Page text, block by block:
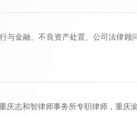
与金融、不良资产处置、公司法律顾
志和智律师事务所专职律师，重庆